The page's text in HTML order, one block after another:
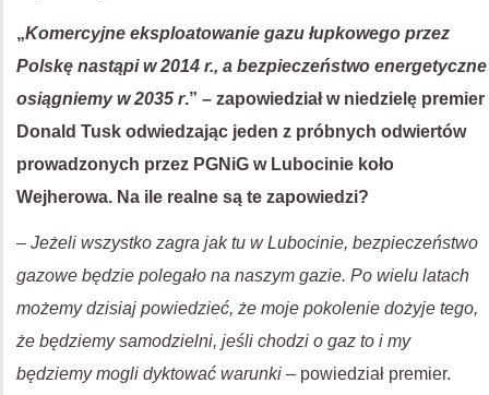
„Komercyjne eksploatowanie gazu łupkowego przez
Polskę nastąpi w 2014 r., a bezpieczeństwo energetyczne
osiągniemy w 2035 r.” – zapowiedział w niedzielę premier
Donald Tusk odwiedzając jeden z próbnych odwiertów
prowadzonych przez PGNiG w Lubocinie koło
Wejherowa. Na ile realne są te zapowiedzi?
– Jeżeli wszystko zagra jak tu w Lubocinie, bezpieczeństwo
gazowe będzie polegało na naszym gazie. Po wielu latach
możemy dzisiaj powiedzieć, że moje pokolenie dożyje tego,
że będziemy samodzielni, jeśli chodzi o gaz to i my
będziemy mogli dyktować warunki – powiedział premier.